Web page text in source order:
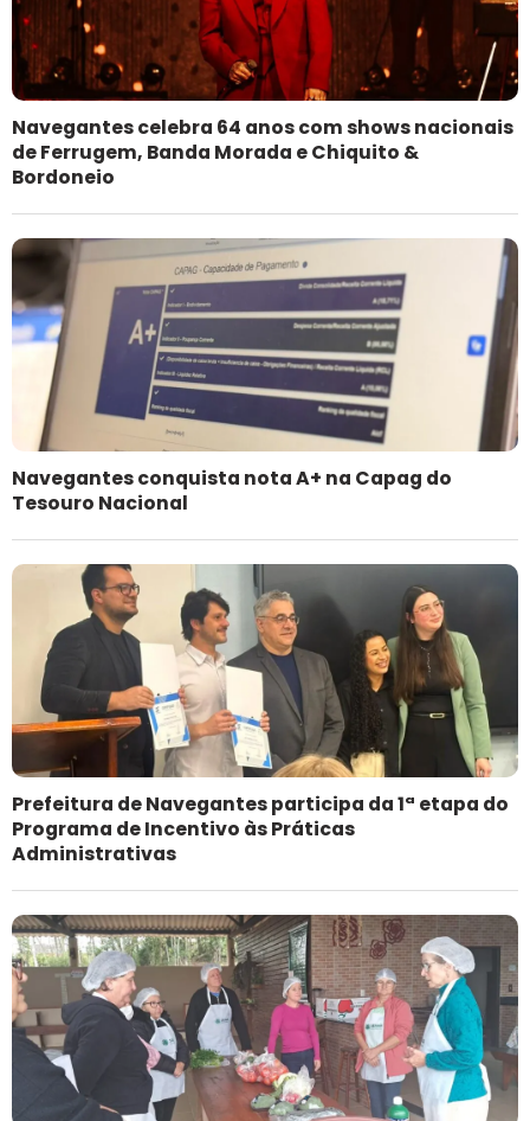
Navegantes celebra 64 anos com shows nacionais
de Ferrugem, Banda Morada e Chiquito &
Bordoneio
Navegantes conquista nota A+ na Capag do
Tesouro Nacional
Prefeitura de Navegantes participa da 1ª etapa do
Programa de Incentivo às Práticas
Administrativas